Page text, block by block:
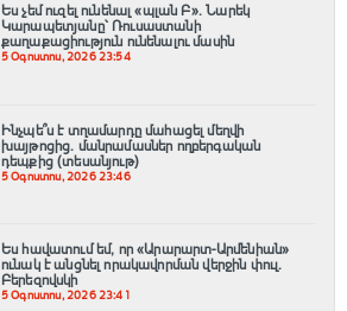
Ես չեմ ուզել ունենալ «պլան Բ»․ Նարեկ
Կարապետյանը՝ Ռուսաստանի
քաղաքացիություն ունենալու մասին
5 Օգոստոս, 2026 23:54
Ինչպե՞ս է տղամարդը մահացել մեղվի
խայթոցից. մանրամասներ ողբերգական
դեպքից (տեսանյութ)
5 Օգոստոս, 2026 23:46
Ես հավատում եմ, որ «Արարարտ-Արմենիան»
ունակ է անցնել որակավորման վերջին փուլ.
Բերեզովսկի
5 Օգոստոս, 2026 23:41